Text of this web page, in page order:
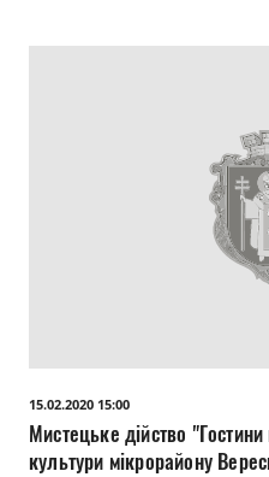
15.02.2020 15:00
Мистецьке дійство
культури мікрорайону